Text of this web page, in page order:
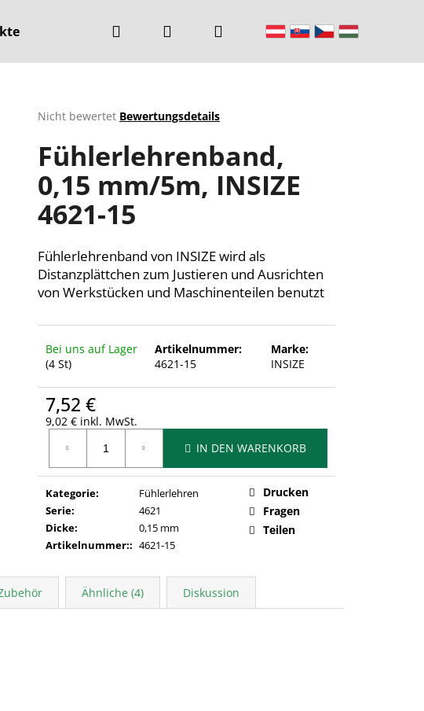
Suchen Warenkorb
Die
Produktbewertung
ist
0,0
von
Sternen.
Nicht bewertet Bewertungsdetails
Fühlerlehrenband,
0,15 mm/5m, INSIZE
4621-15
Fühlerlehrenband von INSIZE wird als
Distanzplättchen zum Justieren und Ausrichten
von Werkstücken und Maschinenteilen benutzt
Bei uns auf Lager
(4 St)
Artikelnummer:
4621-15
Marke:
INSIZE
7,52 €
9,02 € inkl. MwSt.
IN DEN WARENKORB
Kategorie:
Fühlerlehren
Serie:
4621
Dicke:
0,15 mm
Artikelnummer:: 4621-15
Drucken
Fragen
Teilen
Ähnliche (4) Diskussion